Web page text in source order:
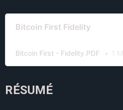
Bitcoin First Fidelity
Bitcoin First - Fidelity.PDF 1
RÉSUMÉ